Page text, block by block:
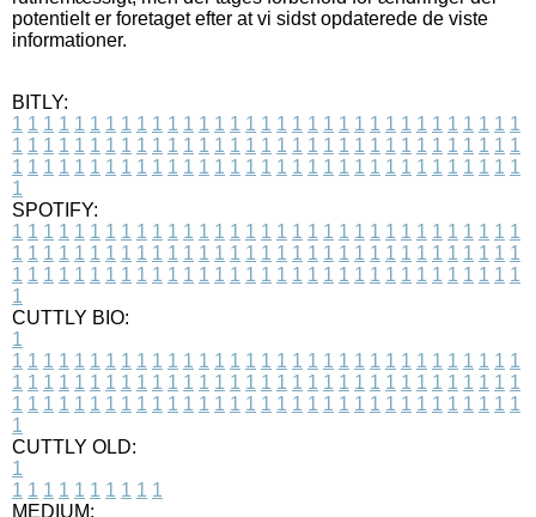
potentielt er foretaget efter at vi sidst opdaterede de viste
informationer.
BITLY:
1 1 1 1 1 1 1 1 1 1 1 1 1 1 1 1 1 1 1 1 1 1 1 1 1 1 1 1 1 1 1 1 1
1 1 1 1 1 1 1 1 1 1 1 1 1 1 1 1 1 1 1 1 1 1 1 1 1 1 1 1 1 1 1 1 1
1 1 1 1 1 1 1 1 1 1 1 1 1 1 1 1 1 1 1 1 1 1 1 1 1 1 1 1 1 1 1 1 1
1
SPOTIFY:
1 1 1 1 1 1 1 1 1 1 1 1 1 1 1 1 1 1 1 1 1 1 1 1 1 1 1 1 1 1 1 1 1
1 1 1 1 1 1 1 1 1 1 1 1 1 1 1 1 1 1 1 1 1 1 1 1 1 1 1 1 1 1 1 1 1
1 1 1 1 1 1 1 1 1 1 1 1 1 1 1 1 1 1 1 1 1 1 1 1 1 1 1 1 1 1 1 1 1
1
CUTTLY BIO:
1
1 1 1 1 1 1 1 1 1 1 1 1 1 1 1 1 1 1 1 1 1 1 1 1 1 1 1 1 1 1 1 1 1
1 1 1 1 1 1 1 1 1 1 1 1 1 1 1 1 1 1 1 1 1 1 1 1 1 1 1 1 1 1 1 1 1
1 1 1 1 1 1 1 1 1 1 1 1 1 1 1 1 1 1 1 1 1 1 1 1 1 1 1 1 1 1 1 1 1
1
CUTTLY OLD:
1
1 1 1 1 1 1 1 1 1 1
MEDIUM: